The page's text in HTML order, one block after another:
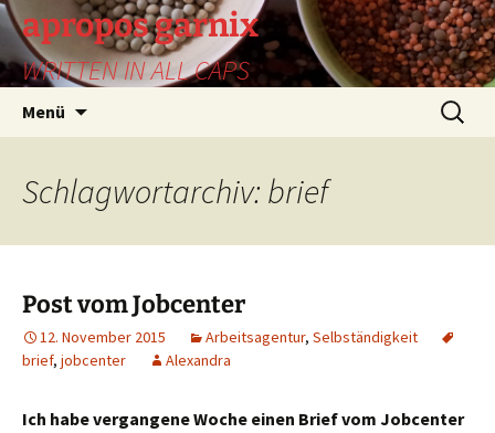
Zum
Inhalt
springen
apropos garnix
WRITTEN IN ALL CAPS
Menü
Suchen
nach:
Schlagwortarchiv: brief
Post vom Jobcenter
12. November 2015 Arbeitsagentur, Selbständigkeit
brief, jobcenter Alexandra
Ich habe vergangene Woche einen Brief vom Jobcenter